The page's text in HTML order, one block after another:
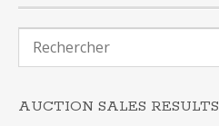
AUCTION SALES RESULTS